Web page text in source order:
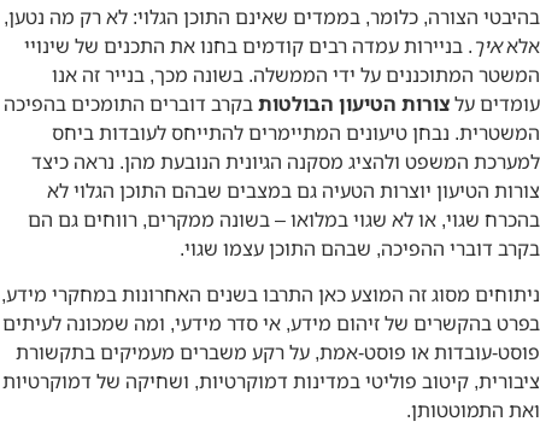
בהיבטי הצורה, כלומר, בממדים שאינם התוכן הגלוי: לא רק מה נטען,
אלאאיך . בניירות עמדה רבים קודמים בחנו את התכנים של שינויי
המשטר המתוכננים על ידי הממשלה. בשונה מכך, בנייר זה אנו
עומדים על צורות הטיעון הבולטות בקרב דוברים התומכים בהפיכה
המשטרית. נבחן טיעונים המתיימרים להתייחס לעובדות ביחס
למערכת המשפט ולהציג מסקנה הגיונית הנובעת מהן. נראה כיצד
צורות הטיעון יוצרות הטעיה גם במצבים שבהם התוכן הגלוי לא
בהכרח שגוי, או לא שגוי במלואו – בשונה ממקרים, רווחים גם הם
בקרב דוברי ההפיכה, שבהם התוכן עצמו שגוי.
ניתוחים מסוג זה המוצע כאן התרבו בשנים האחרונות במחקרי מידע,
בפרט בהקשרים של זיהום מידע, אי סדר מידעי, ומה שמכונה לעיתים
פוסט-עובדות או פוסט-אמת, על רקע משברים מעמיקים בתקשורת
ציבורית, קיטוב פוליטי במדינות דמוקרטיות, ושחיקה של דמוקרטיות
ואת התמוטטותן.